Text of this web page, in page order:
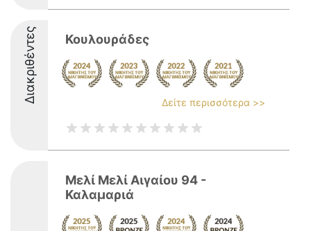
Διακριθέντες Κουλουράδες
Δείτε περισσότερα >>
Μελί Μελί Αιγαίου 94 -
Καλαμαριά